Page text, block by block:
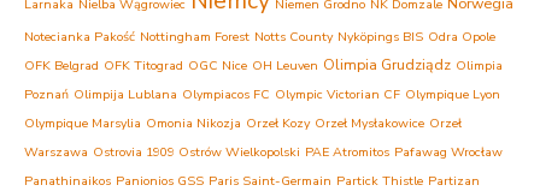
Larnaka Nielba Wągrowiec Niemen Grodno NK Domzale
Notecianka Pakość Nottingham Forest Notts County Nyköpings BIS Odra Opole
OFK Belgrad OFK Titograd OGC Nice OH Leuven Olimpia Grudziądz Olimpia
Poznań Olimpija Lublana Olympiacos FC Olympic Victorian CF Olympique Lyon
Olympique Marsylia Omonia Nikozja Orzeł Kozy Orzeł Mysłakowice Orzeł
Warszawa Ostrovia 1909 Ostrów Wielkopolski PAE Atromitos Pafawag Wrocław
Panathinaikos Panionios GSS Paris Saint-Germain Partick Thistle Partizan